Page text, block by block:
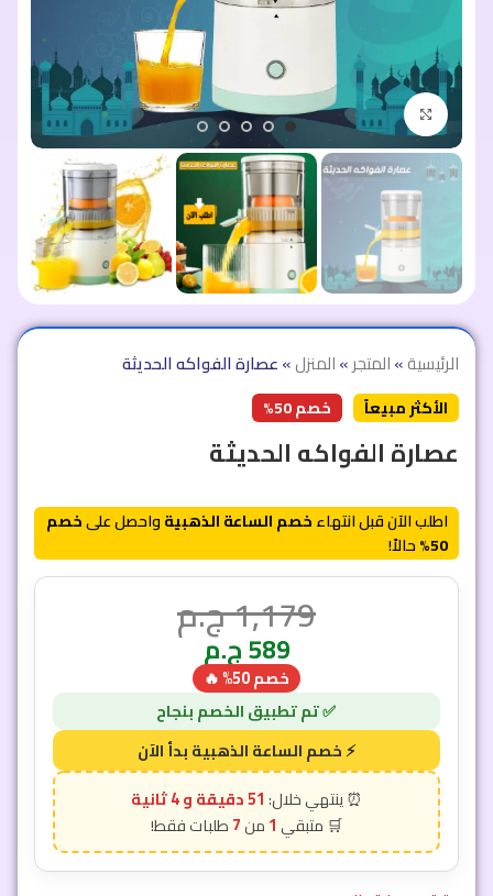
اضغط للتكبير
الرئيسية»المتجر»المنزل»عصارة الفواكه الحديثة
الأكثر مبيعاً خصم 50%
عصارة الفواكه الحديثة
اطلب الآن قبل انتهاءخصم الساعة الذهبيةواحصل علىخصم
50% حالاً!
1,179ج.م
589ج.م
خصم 50% 🔥
51 دقيقة و 2 ثانية
1
7